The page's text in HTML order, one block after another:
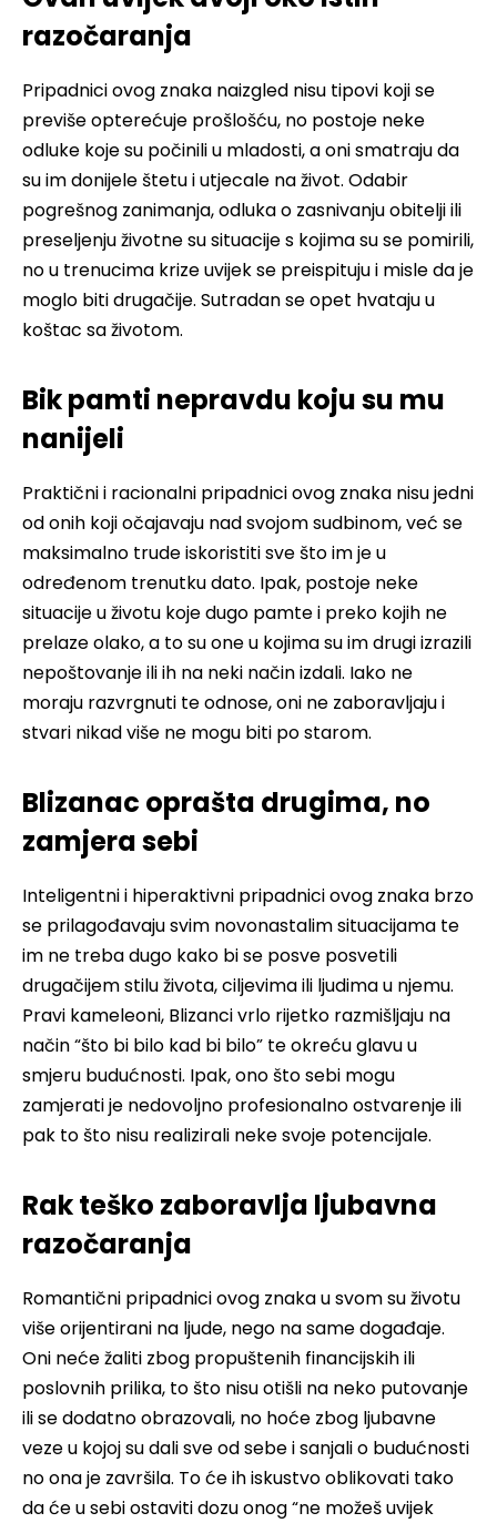
razočaranja
Pripadnici ovog znaka naizgled nisu tipovi koji se
previše opterećuje prošlošću, no postoje neke
odluke koje su počinili u mladosti, a oni smatraju da
su im donijele štetu i utjecale na život. Odabir
pogrešnog zanimanja, odluka o zasnivanju obitelji ili
preseljenju životne su situacije s kojima su se pomirili,
no u trenucima krize uvijek se preispituju i misle da je
moglo biti drugačije. Sutradan se opet hvataju u
koštac sa životom.
Bik pamti nepravdu koju su mu
nanijeli
Praktični i racionalni pripadnici ovog znaka nisu jedni
od onih koji očajavaju nad svojom sudbinom, već se
maksimalno trude iskoristiti sve što im je u
određenom trenutku dato. Ipak, postoje neke
situacije u životu koje dugo pamte i preko kojih ne
prelaze olako, a to su one u kojima su im drugi izrazili
nepoštovanje ili ih na neki način izdali. Iako ne
moraju razvrgnuti te odnose, oni ne zaboravljaju i
stvari nikad više ne mogu biti po starom.
Blizanac oprašta drugima, no
zamjera sebi
Inteligentni i hiperaktivni pripadnici ovog znaka brzo
se prilagođavaju svim novonastalim situacijama te
im ne treba dugo kako bi se posve posvetili
drugačijem stilu života, ciljevima ili ljudima u njemu.
Pravi kameleoni, Blizanci vrlo rijetko razmišljaju na
način “što bi bilo kad bi bilo” te okreću glavu u
smjeru budućnosti. Ipak, ono što sebi mogu
zamjerati je nedovoljno profesionalno ostvarenje ili
pak to što nisu realizirali neke svoje potencijale.
Rak teško zaboravlja ljubavna
razočaranja
Romantični pripadnici ovog znaka u svom su životu
više orijentirani na ljude, nego na same događaje.
Oni neće žaliti zbog propuštenih financijskih ili
poslovnih prilika, to što nisu otišli na neko putovanje
ili se dodatno obrazovali, no hoće zbog ljubavne
veze u kojoj su dali sve od sebe i sanjali o budućnosti
no ona je završila. To će ih iskustvo oblikovati tako
da će u sebi ostaviti dozu onog “ne možeš uvijek